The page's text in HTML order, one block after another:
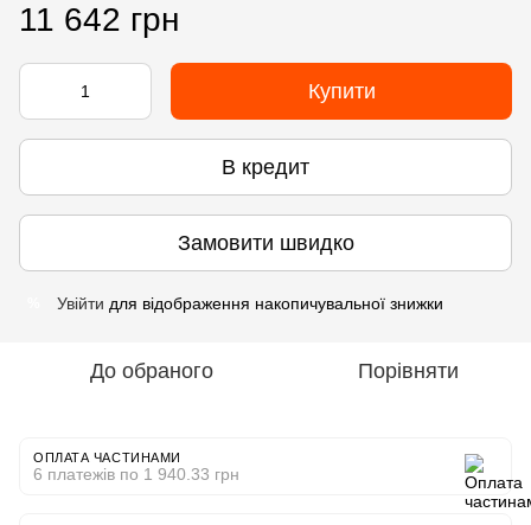
11 642 грн
Купити
В кредит
Замовити швидко
Увійти для відображення накопичувальної знижки
До обраного Порівняти
ОПЛАТА ЧАСТИНАМИ
6 платежів по 1 940.33 грн